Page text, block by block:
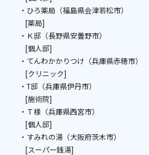
・ひろ薬局（福島県会津若松市）
[薬局]
・Ｋ邸（長野県安曇野市）
[個人邸]
・てんわかかりつけ（兵庫県赤穂市）
[クリニック]
・T邸（兵庫県伊丹市）
[施術院]
・Ｔ様（兵庫県西宮市）
[個人邸]
・すみれの湯（大阪府茨木市）
[スーパー銭湯]